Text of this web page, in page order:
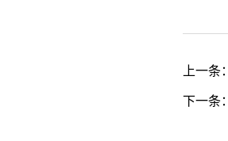
上一条：
下一条：